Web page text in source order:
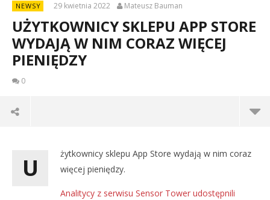
NEWSY 29 kwietnia 2022 Mateusz Bauman
UŻYTKOWNICY SKLEPU APP STORE
WYDAJĄ W NIM CORAZ WIĘCEJ
PIENIĘDZY
0
U
żytkownicy sklepu App Store wydają w nim coraz
więcej pieniędzy.
Analitycy z serwisu Sensor Tower udostępnili